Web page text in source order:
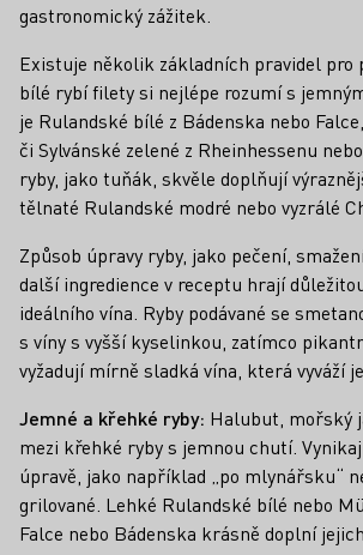
gastronomický zážitek.
Existuje několik základních pravidel pro
bílé rybí filety si nejlépe rozumí s
je Rulandské bílé z Bádenska nebo
či Sylvánské zelené z Rheinhessenu
ryby, jako tuňák, skvěle doplňují
tělnaté Rulandské modré nebo vyzrálé
Způsob úpravy ryby, jako pečení,
další ingredience v receptu hrají
ideálního vína. Ryby podávané se
s víny s vyšší kyselinkou, zatímco
vyžadují mírně sladká vína, která vyváží
Jemné a křehké ryby: Halubut, mořský
mezi křehké ryby s jemnou chutí.
úpravě, jako například „po mlynářsku“
grilované. Lehké Rulandské bílé nebo
Falce nebo Bádenska krásně doplní